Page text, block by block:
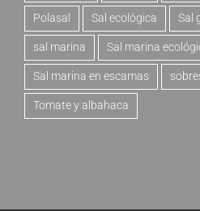
Polasal Sal ecológica Sal
sal marina Sal marina
Sal marina en escamas
Tomate y albahaca